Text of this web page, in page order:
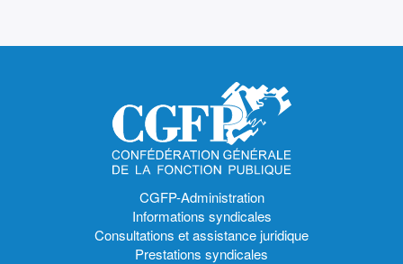
CGFP-Administration
Informations syndicales
Consultations et assistance juridique
Prestations syndicales